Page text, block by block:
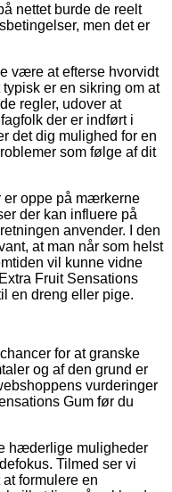
nettet burde de reelt
men det er
være at efterse hvorvidt
er en sikring om at
regler, udover at
der er indført i
det dig mulighed for en
som følge af dit
er oppe på mærkerne
der kan influere på
anvender. I den
at man når som helst
vil kunne vidne
Fruit Sensations
en dreng eller pige.
for at granske
og af den grund er
vurderinger
Gum før du
hæderlige muligheder
Tilmed ser vi
formulere en